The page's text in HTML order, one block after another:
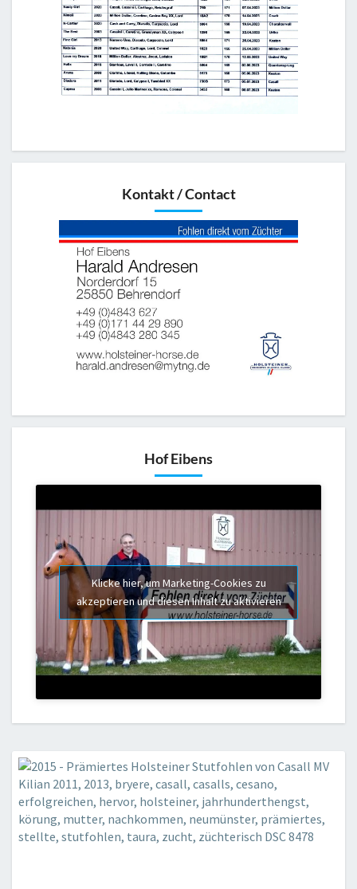
Kontakt / Contact
Hof Eibens
Klicke hier, um Marketing-Cookies zu
akzeptieren und diesen Inhalt zu aktivieren